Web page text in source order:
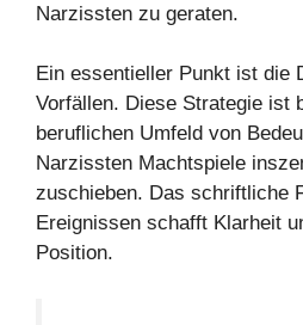
Narzissten zu geraten.
Ein essentieller Punkt ist die
Vorfällen. Diese Strategie ist
beruflichen Umfeld von
Narzissten Machtspiele
zuschieben. Das schriftliche
Ereignissen schafft Klarheit
Position.